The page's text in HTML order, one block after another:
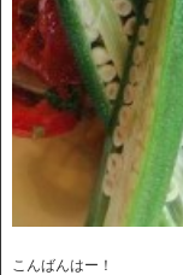
こんばんはー！